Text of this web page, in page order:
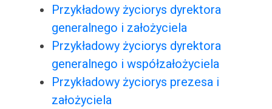
Przykładowy życiorys dyrektora
generalnego i założyciela
Przykładowy życiorys dyrektora
generalnego i współzałożyciela
Przykładowy życiorys prezesa i
założyciela